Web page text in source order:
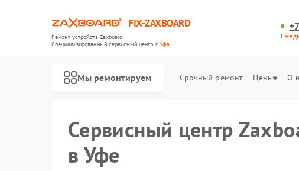
FIX-ZAXBOARD
Ремонт устройств Zaxboard
Специализированный cервисный центр г.Уфа
Мы ремонтируем Срочный ремонт Цены О
Сервисный центр
в Уфе